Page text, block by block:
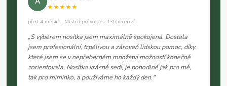
★★★★★
před 4 měsíci · Místní průvodce · 135 recenzí
„S výběrem nosítka jsem maximálně spokojená. Dostala
jsem profesionální, trpělivou a zároveň lidskou pomoc, díky
které jsem se v nepřeberném množství možností konečně
zorientovala. Nosítko krásně sedí, je pohodlné jak pro mě,
tak pro miminko, a používáme ho každý den."